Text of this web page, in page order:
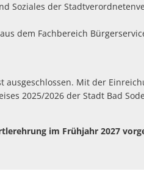
Soziales der
dem Fachbereich
ausgeschlossen. Mit der
2025/2026 der Stadt Bad
im Frühjahr 2027